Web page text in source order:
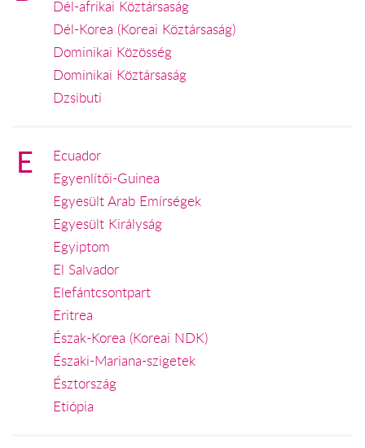
Dél-afrikai Köztársaság
Dél-Korea (Koreai Köztársaság)
Dominikai Közösség
Dominikai Köztársaság
Dzsibuti
E
Ecuador
Egyenlítői-Guinea
Egyesült Arab Emírségek
Egyesült Királyság
Egyiptom
El Salvador
Elefántcsontpart
Eritrea
Észak-Korea (Koreai NDK)
Északi-Mariana-szigetek
Észtország
Etiópia